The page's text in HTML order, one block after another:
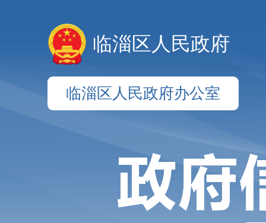
临淄区人民政府
临淄区人民政府办公室